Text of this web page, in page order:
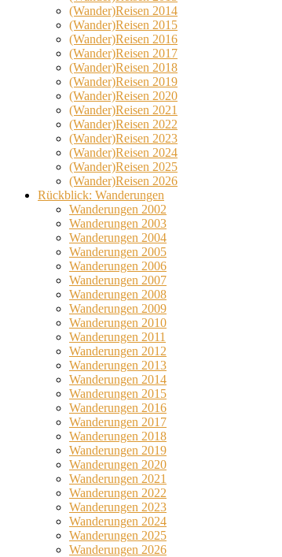
(Wander)Reisen 2014
(Wander)Reisen 2015
(Wander)Reisen 2016
(Wander)Reisen 2017
(Wander)Reisen 2018
(Wander)Reisen 2019
(Wander)Reisen 2020
(Wander)Reisen 2021
(Wander)Reisen 2022
(Wander)Reisen 2023
(Wander)Reisen 2024
(Wander)Reisen 2025
(Wander)Reisen 2026
Rückblick: Wanderungen
Wanderungen 2002
Wanderungen 2003
Wanderungen 2004
Wanderungen 2005
Wanderungen 2006
Wanderungen 2007
Wanderungen 2008
Wanderungen 2009
Wanderungen 2010
Wanderungen 2011
Wanderungen 2012
Wanderungen 2013
Wanderungen 2014
Wanderungen 2015
Wanderungen 2016
Wanderungen 2017
Wanderungen 2018
Wanderungen 2019
Wanderungen 2020
Wanderungen 2021
Wanderungen 2022
Wanderungen 2023
Wanderungen 2024
Wanderungen 2025
Wanderungen 2026